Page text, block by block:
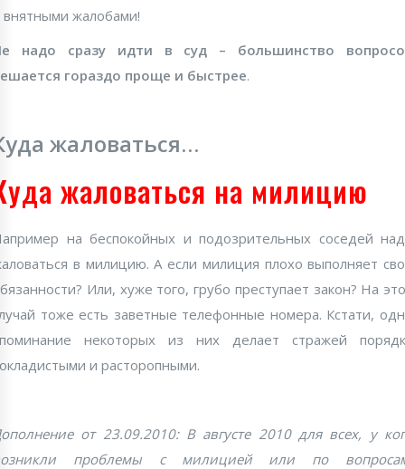
внятными жалобами!
надо сразу идти в суд – большинство
гораздо проще и быстрее.
жаловаться…
жаловаться на милицию
на беспокойных и подозрительных соседей
в милицию. А если милиция плохо выполняет
Или, хуже того, грубо преступает закон? На
тоже есть заветные телефонные номера. Кстати,
некоторых из них делает стражей
и расторопными.
от 23.09.2010: В августе 2010 для всех, у
проблемы с милицией или по